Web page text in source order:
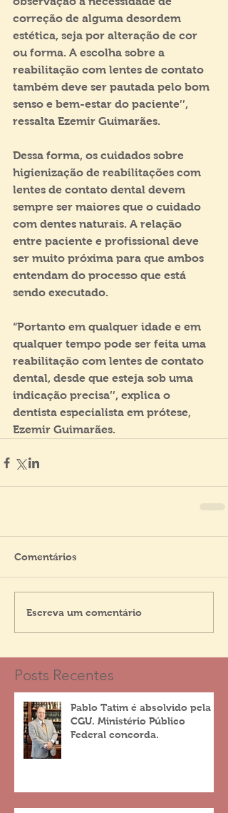
correção de alguma desordem
estética, seja por alteração de cor
ou forma. A escolha sobre a
reabilitação com lentes de contato
também deve ser pautada pelo bom
senso e bem-estar do paciente’’,
ressalta Ezemir Guimarães.
Dessa forma, os cuidados sobre
higienização de reabilitações com
lentes de contato dental devem
sempre ser maiores que o cuidado
com dentes naturais. A relação
entre paciente e profissional deve
ser muito próxima para que ambos
entendam do processo que está
sendo executado.
“Portanto em qualquer idade e em
qualquer tempo pode ser feita uma
reabilitação com lentes de contato
dental, desde que esteja sob uma
indicação precisa’’, explica o
dentista especialista em prótese,
Ezemir Guimarães.
Comentários
Escreva um comentário
Posts Recentes
Pablo Tatim é absolvido pela
CGU. Ministério Público
Federal concorda.